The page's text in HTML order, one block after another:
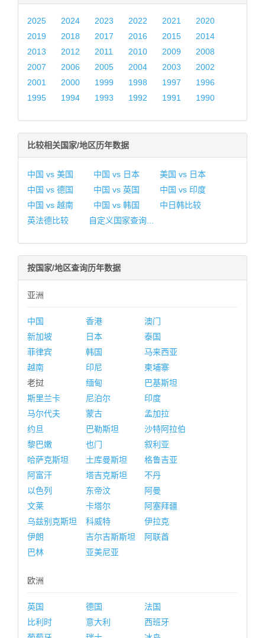
2025 2024 2023 2022 2021
2020
2019
2018 2017 2016 2015
2014
2013
2012 2011 2010 2009
2008
2007
2006 2005 2004 2003
2002
2001
2000 1999 1998 1997
1996
1995
1994 1993 1992 1991 1990
比较相关国家/地区历年数据
中国 vs 美国 中国 vs 日本
美国 vs 日本
中国 vs 德国
中国 vs 英国
中国 vs 印度
中国 vs 越南
中国 vs 韩国
中日韩比较
英法德比较
自定义国家查询...
按国家/地区查询历年数据
亚洲
中国 香港
澳门
新加坡
日本
泰国
菲律宾
韩国
马来西亚
越南
印尼
柬埔寨
老挝
缅甸
巴基斯坦
斯里兰卡
尼泊尔
印度
马尔代夫
蒙古
孟加拉
约旦
巴勒斯坦
沙特阿拉伯
黎巴嫩
也门
叙利亚
哈萨克斯坦
土库曼斯坦
格鲁吉亚
阿富汗
塔吉克斯坦
不丹
以色列
东帝汶
阿曼
文莱
卡塔尔
阿塞拜疆
乌兹别克斯坦
科威特
伊拉克
伊朗
吉尔吉斯斯坦
阿联酋
巴林
亚美尼亚
欧洲
英国 德国
法国
比利时
意大利
西班牙